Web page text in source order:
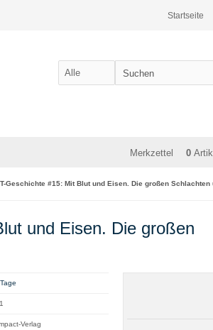
Startseite
Merkzettel 0
Geschichte #15: Mit Blut und Eisen. Die großen
und Eisen. Die großen
Verlag